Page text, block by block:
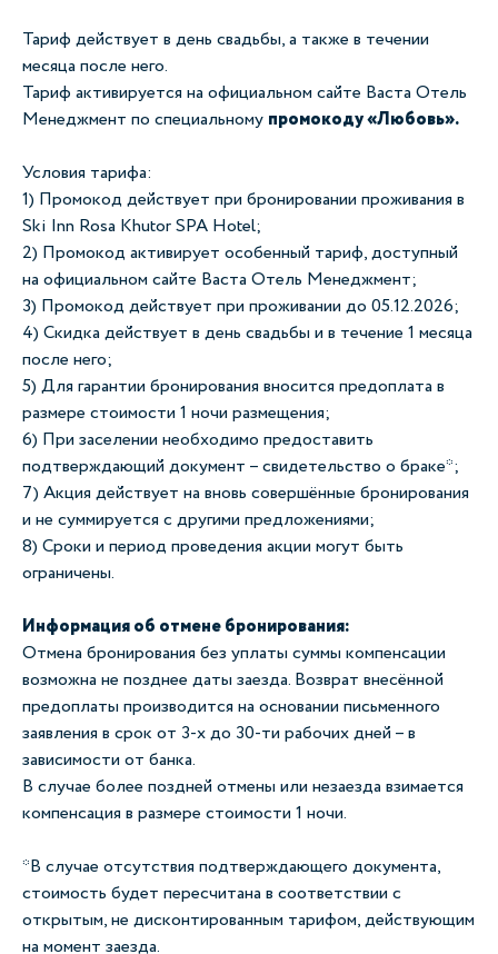
Тариф действует в день свадьбы, а также в течении
месяца после него.
Тариф активируется на официальном сайте Васта Отель
Менеджмент по специальному промокоду «Любовь».
Условия тарифа:
1) Промокод действует при бронировании проживания в
Ski Inn Rosa Khutor SPA Hotel;
2) Промокод активирует особенный тариф, доступный
на официальном сайте Васта Отель Менеджмент;
3) Промокод действует при проживании до 05.12.2026;
4) Скидка действует в день свадьбы и в течение 1 месяца
после него;
5) Для гарантии бронирования вносится предоплата в
размере стоимости 1 ночи размещения;
6) При заселении необходимо предоставить
подтверждающий документ – свидетельство о браке*;
7) Акция действует на вновь совершённые бронирования
и не суммируется с другими предложениями;
8) Сроки и период проведения акции могут быть
ограничены.
Информация об отмене бронирования:
Отмена бронирования без уплаты суммы компенсации
возможна не позднее даты заезда. Возврат внесённой
предоплаты производится на основании письменного
заявления в срок от 3-х до 30-ти рабочих дней – в
зависимости от банка.
В случае более поздней отмены или незаезда взимается
компенсация в размере стоимости 1 ночи.
*В случае отсутствия подтверждающего документа,
стоимость будет пересчитана в соответствии с
открытым, не дисконтированным тарифом, действующим
на момент заезда.